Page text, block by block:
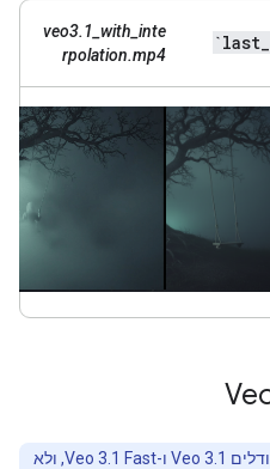
`last
veo3.1_with_inte
rpolation.mp4
התכונה הזו זמינה רק במודלים Veo 3.1 ו-Veo 3.1 Fast, ולא